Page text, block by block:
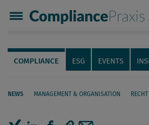
Compliance Praxis
Servicenavigation
Navigation
COMPLIANCE ESG EVENTS
NEWS MANAGEMENT & ORGANISATION
Seiteninhalt